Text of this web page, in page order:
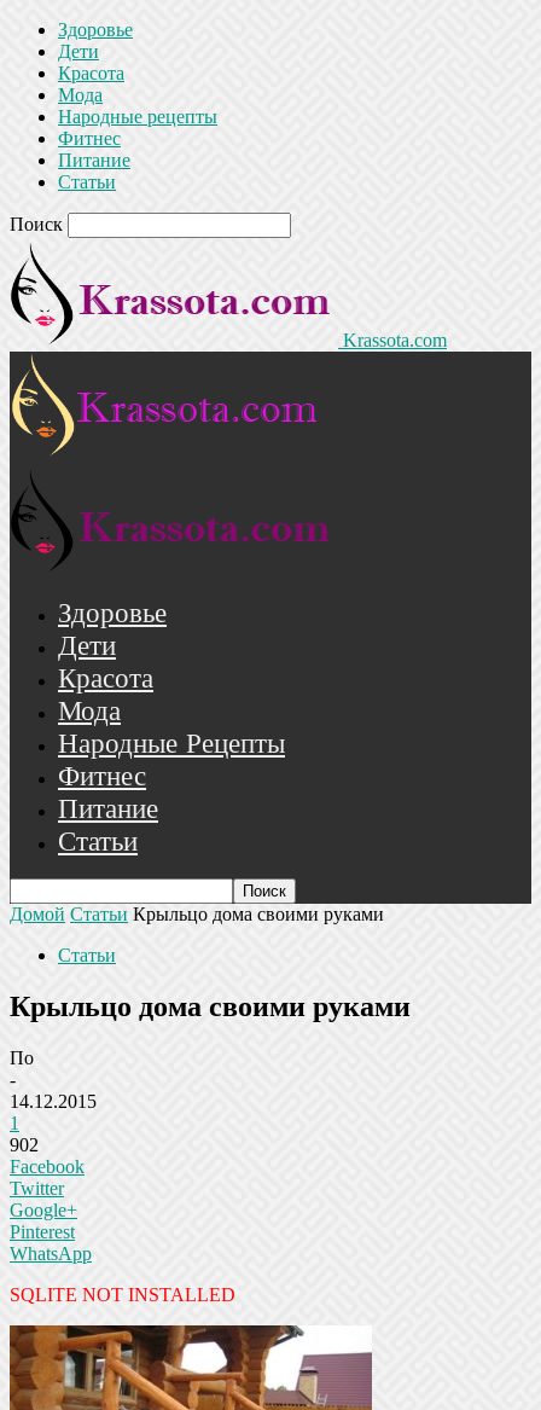
Здоровье
Дети
Красота
Мода
Народные рецепты
Фитнес
Питание
Статьи
Поиск
Krassota.com
Здоровье
Дети
Красота
Мода
Народные Рецепты
Фитнес
Питание
Статьи
Домой Статьи Крыльцо дома своими руками
Статьи
Крыльцо дома своими руками
По
-
14.12.2015
1
902
Facebook
Twitter
Google+
Pinterest
WhatsApp
SQLITE NOT INSTALLED